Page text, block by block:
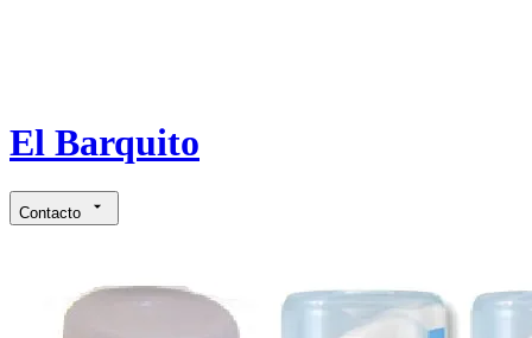
El Barquito
Contacto